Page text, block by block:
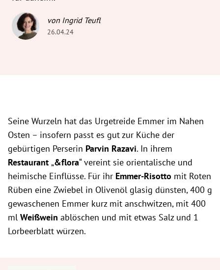
von Ingrid Teufl
26.04.24
Seine Wurzeln hat das Urgetreide Emmer im Nahen
Osten – insofern passt es gut zur Küche der
gebürtigen Perserin Parvin Razavi. In ihrem
Restaurant „&flora“ vereint sie orientalische und
heimische Einflüsse. Für ihr Emmer-Risotto mit Roten
Rüben eine Zwiebel in Olivenöl glasig dünsten, 400 g
gewaschenen Emmer kurz mit anschwitzen, mit 400
ml Weißwein ablöschen und mit etwas Salz und 1
Lorbeerblatt würzen.